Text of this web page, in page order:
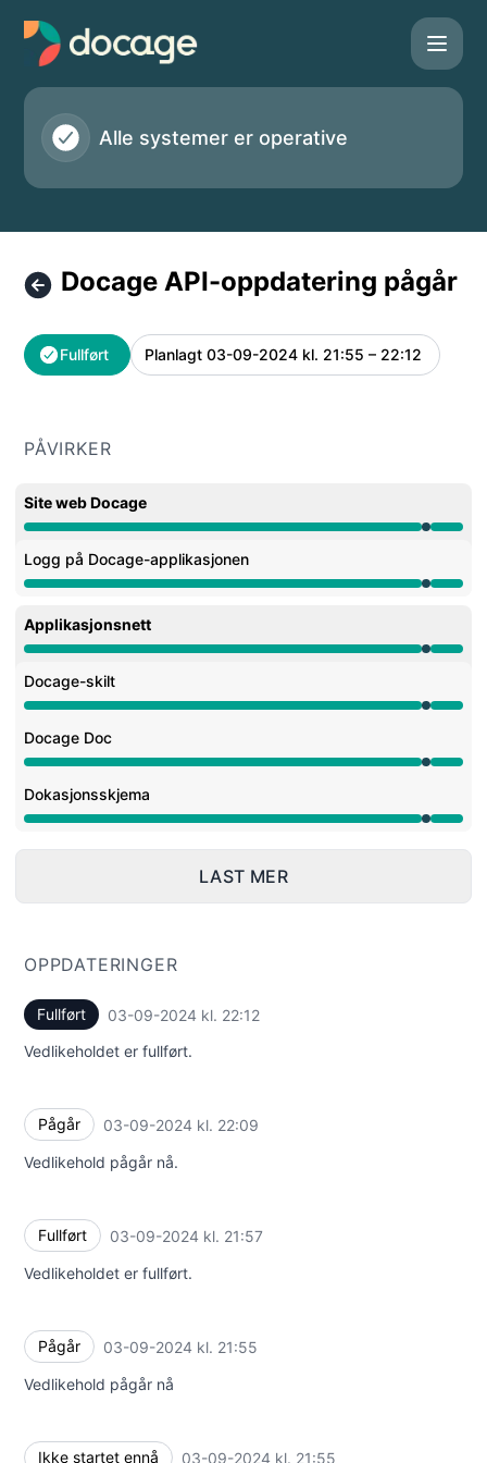
Docage - Docage API-oppdatering pågår –
Alle systemer er operative
Docage API-oppdatering pågår
Fullført Planlagt 03-09-2024 kl. 21:55 – 22:12 UTC
PÅVIRKER
Site web Docage
Vedlikehold fra 9:55 PM til 10:12 PM
Logg på Docage-applikasjonen
Vedlikehold fra 9:55 PM til 10:12 PM
Applikasjonsnett
Vedlikehold fra 9:55 PM til 10:12 PM
Docage-skilt
Vedlikehold fra 9:55 PM til 10:12 PM
Docage Doc
Vedlikehold fra 9:55 PM til 10:12 PM
Dokasjonsskjema
Vedlikehold fra 9:55 PM til 10:12 PM
LAST MER
OPPDATERINGER
Fullført 03-09-2024 kl. 22:12
Vedlikeholdet er fullført.
Pågår 03-09-2024 kl. 22:09
Vedlikehold pågår nå.
Fullført 03-09-2024 kl. 21:57
Vedlikeholdet er fullført.
Pågår 03-09-2024 kl. 21:55
Vedlikehold pågår nå
Ikke startet ennå 03-09-2024 kl. 21:55